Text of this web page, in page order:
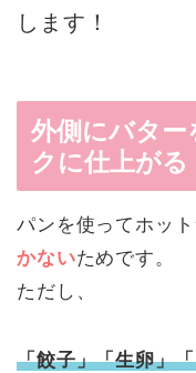
します！
外側にバタ
クに仕上がる
パンを使ってホッ
かないためです。
ただし、
「餃子」「生卵」